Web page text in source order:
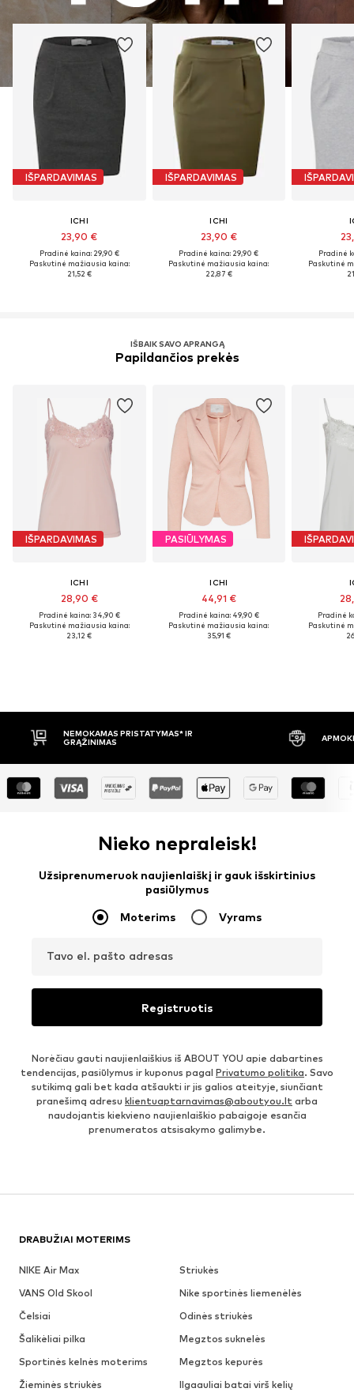
IŠPARDAVIMAS
ICHI
23,90 €
Pradinė kaina: 29,90 €
Paskutinė mažiausia kaina:
21,52 €
IŠPARDAVIMAS
ICHI
23,90 €
Pradinė kaina: 29,90 €
Paskutinė mažiausia kaina:
22,87 €
Pradinė
Paskutinė
IŠBAIK SAVO APRANGĄ
Papildančios prekės
IŠPARDAVIMAS
ICHI
28,90 €
Pradinė kaina: 34,90 €
Paskutinė mažiausia kaina:
23,12 €
PASIŪLYMAS
ICHI
44,91 €
Pradinė kaina: 49,90 €
Paskutinė mažiausia kaina:
35,91 €
Pradinė
Paskutinė
APMOKĖJIMAS PRISTAČIUS 30 DIENŲ
Nieko nepraleisk!
Užsiprenumeruok naujienlaiškį ir gauk išskirtinius
pasiūlymus
Moterims Vyrams
Tavo el. pašto adresas
Registruotis
Norėčiau gauti naujienlaiškius iš ABOUT YOU apie dabartines
tendencijas, pasiūlymus ir kuponus pagal Privatumo politika. Savo
sutikimą gali bet kada atšaukti ir jis galios ateityje, siunčiant
pranešimą adresu klientuaptarnavimas@aboutyou.lt arba
naudojantis kiekvieno naujienlaiškio pabaigoje esančia
prenumeratos atsisakymo galimybe.
DRABUŽIAI MOTERIMS
NIKE Air Max
Striukės
VANS Old Skool
Nike sportinės liemenėlės
Čelsiai
Odinės striukės
Šalikėliai pilka
Megztos suknelės
Sportinės kelnės moterims
Megztos kepurės
Žieminės striukės
Ilgaauliai batai virš kelių